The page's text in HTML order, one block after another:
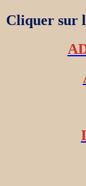
Cliquer sur